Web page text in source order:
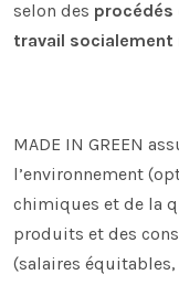
selon des procédés
travail socialement
MADE IN GREEN
l’environnement
chimiques et de la
produits et des
(salaires